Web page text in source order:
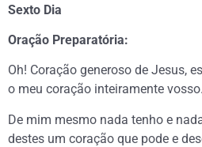
Sexto Dia
Oração Preparatória:
Oh! Coração generoso de Jesus,
o meu coração inteiramente vosso.
De mim mesmo nada tenho e
destes um coração que pode e